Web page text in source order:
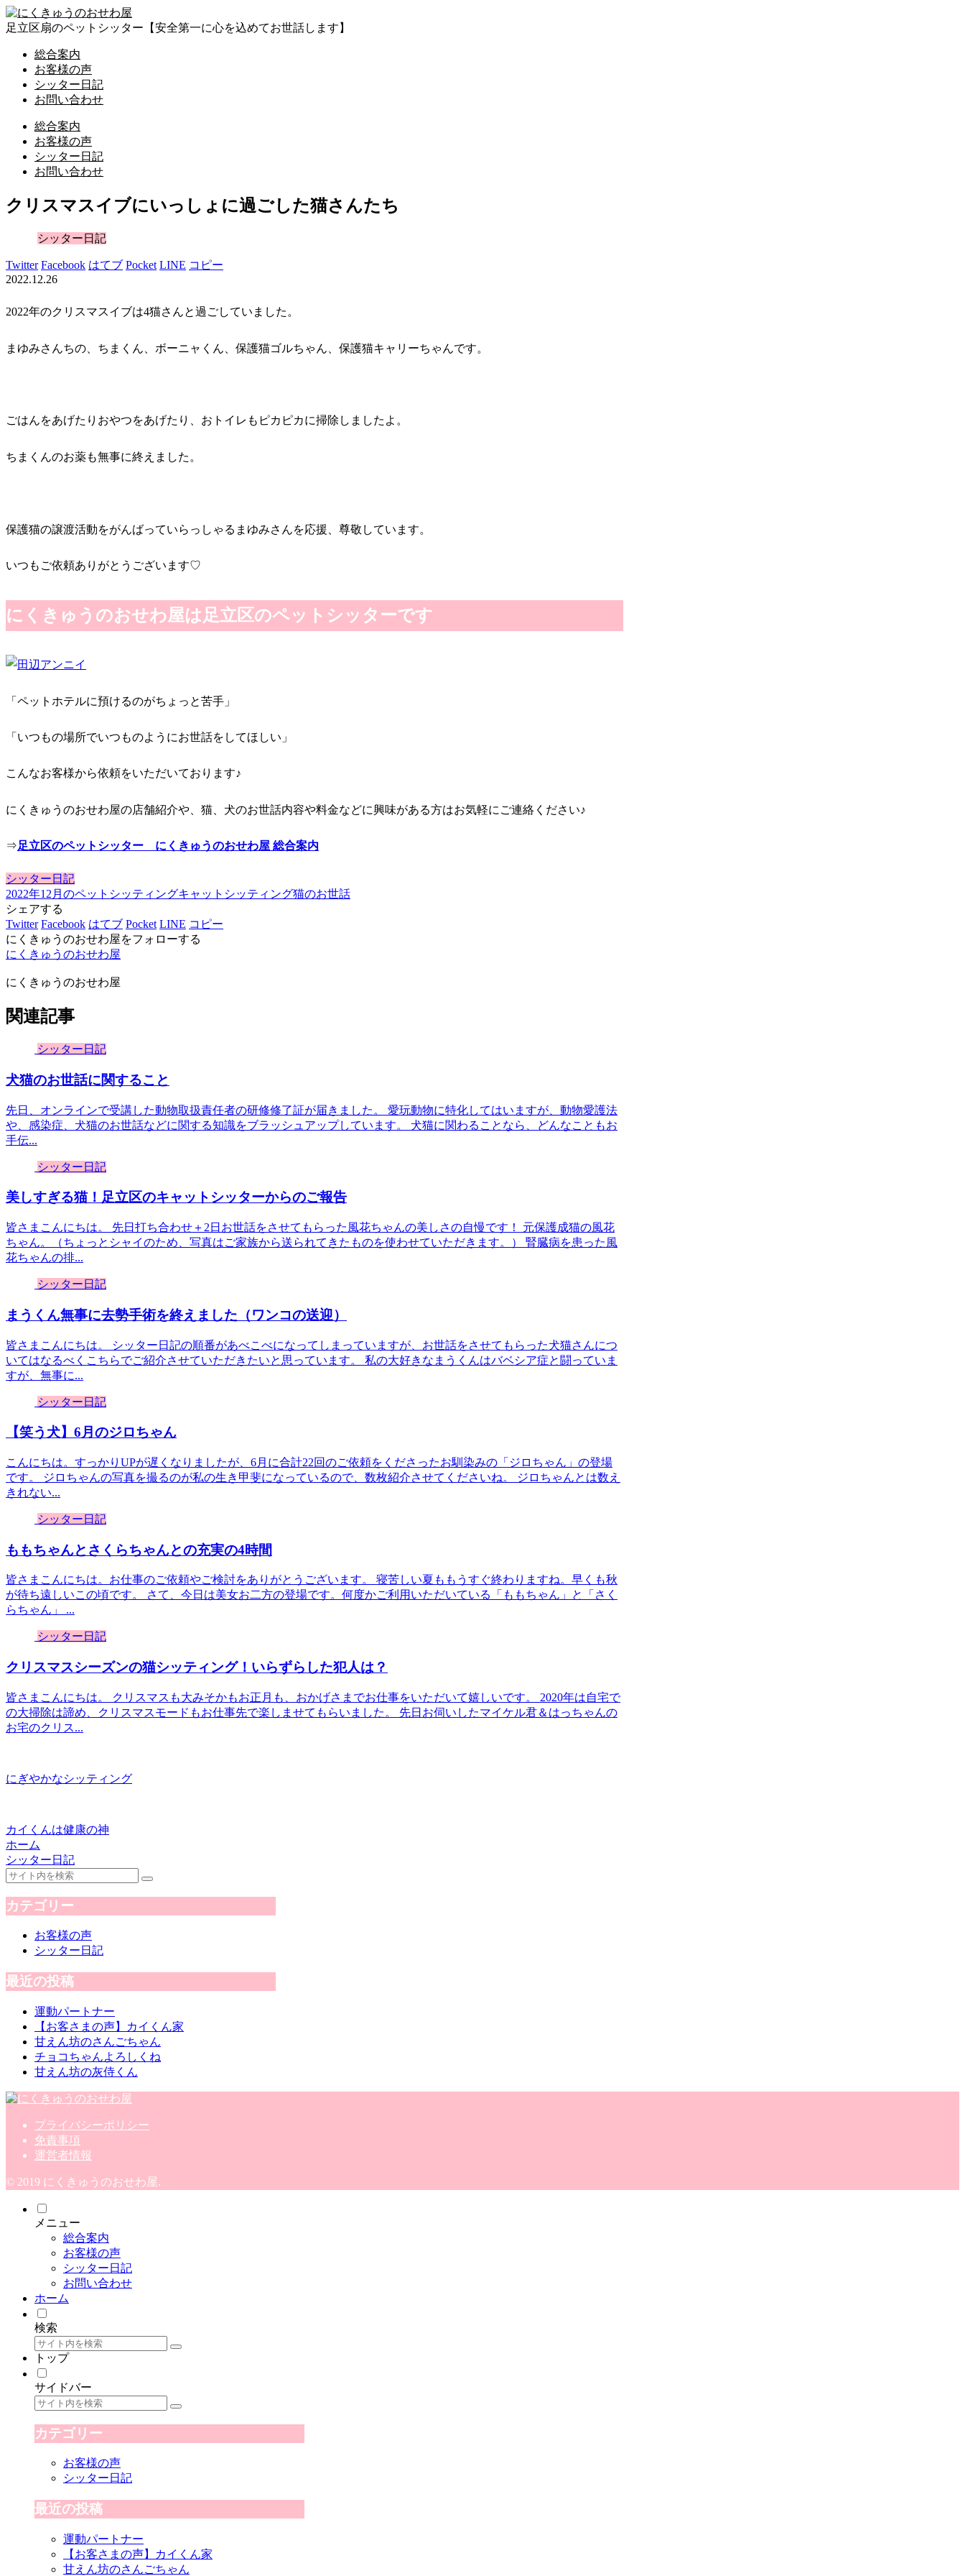
足立区扇のペットシッター【安全第一に心を込めてお世話します】
総合案内
お客様の声
シッター日記
お問い合わせ
総合案内
お客様の声
シッター日記
お問い合わせ
クリスマスイブにいっしょに過ごした猫さんたち
シッター日記
Twitter Facebook はてブ Pocket LINE コピー
2022.12.26
2022年のクリスマスイブは4猫さんと過ごしていました。
まゆみさんちの、ちまくん、ボーニャくん、保護猫ゴルちゃん、保護猫キャリーちゃんです。
ごはんをあげたりおやつをあげたり、おトイレもピカピカに掃除しましたよ。
ちまくんのお薬も無事に終えました。
保護猫の譲渡活動をがんばっていらっしゃるまゆみさんを応援、尊敬しています。
いつもご依頼ありがとうございます♡
にくきゅうのおせわ屋は足立区のペットシッターです
「ペットホテルに預けるのがちょっと苦手」
「いつもの場所でいつものようにお世話をしてほしい」
こんなお客様から依頼をいただいております♪
にくきゅうのおせわ屋の店舗紹介や、猫、犬のお世話内容や料金などに興味がある方はお気軽にご連絡ください♪
⇒足立区のペットシッター にくきゅうのおせわ屋 総合案内
シッター日記
2022年12月のペットシッティングキャットシッティング猫のお世話
シェアする
Twitter Facebook はてブ Pocket LINE コピー
にくきゅうのおせわ屋をフォローする
にくきゅうのおせわ屋
にくきゅうのおせわ屋
関連記事
シッター日記
犬猫のお世話に関すること
先日、オンラインで受講した動物取扱責任者の研修修了証が届きました。 愛玩動物に特化してはいますが、動物愛護法
や、感染症、犬猫のお世話などに関する知識をブラッシュアップしています。 犬猫に関わることなら、どんなこともお
手伝...
シッター日記
美しすぎる猫！足立区のキャットシッターからのご報告
皆さまこんにちは。 先日打ち合わせ＋2日お世話をさせてもらった風花ちゃんの美しさの自慢です！ 元保護成猫の風花
ちゃん。（ちょっとシャイのため、写真はご家族から送られてきたものを使わせていただきます。） 腎臓病を患った風
花ちゃんの排...
シッター日記
まうくん無事に去勢手術を終えました（ワンコの送迎）
皆さまこんにちは。 シッター日記の順番があべこべになってしまっていますが、お世話をさせてもらった犬猫さんにつ
いてはなるべくこちらでご紹介させていただきたいと思っています。 私の大好きなまうくんはバベシア症と闘っていま
すが、無事に...
シッター日記
【笑う犬】6月のジロちゃん
こんにちは。すっかりUPが遅くなりましたが、6月に合計22回のご依頼をくださったお馴染みの「ジロちゃん」の登場
です。 ジロちゃんの写真を撮るのが私の生き甲斐になっているので、数枚紹介させてくださいね。 ジロちゃんとは数え
きれない...
シッター日記
ももちゃんとさくらちゃんとの充実の4時間
皆さまこんにちは。お仕事のご依頼やご検討をありがとうございます。 寝苦しい夏ももうすぐ終わりますね。早くも秋
が待ち遠しいこの頃です。 さて、今日は美女お二方の登場です。何度かご利用いただいている「ももちゃん」と「さく
らちゃん」 ...
シッター日記
クリスマスシーズンの猫シッティング！いらずらした犯人は？
皆さまこんにちは。 クリスマスも大みそかもお正月も、おかげさまでお仕事をいただいて嬉しいです。 2020年は自宅で
の大掃除は諦め、クリスマスモードもお仕事先で楽しませてもらいました。 先日お伺いしたマイケル君＆はっちゃんの
お宅のクリス...
にぎやかなシッティング
カイくんは健康の神
ホーム
シッター日記
カテゴリー
お客様の声
シッター日記
最近の投稿
運動パートナー
【お客さまの声】カイくん家
甘えん坊のさんごちゃん
チョコちゃんよろしくね
甘えん坊の灰侍くん
プライバシーポリシー
免責事項
運営者情報
© 2019 にくきゅうのおせわ屋.
メニュー
総合案内
お客様の声
シッター日記
お問い合わせ
ホーム
検索
トップ
サイドバー
カテゴリー
お客様の声
シッター日記
最近の投稿
運動パートナー
【お客さまの声】カイくん家
甘えん坊のさんごちゃん